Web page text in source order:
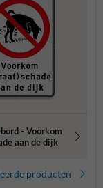
- Voorkom
aan de dijk
producten